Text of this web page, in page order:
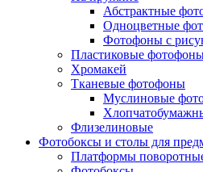
Абстрактные
Одноцветные
Фотофоны с
Пластиковые
Хромакей
Тканевые фотофоны
Муслиновые
Флизелиновые
Фотобоксы и столы для
Платформы